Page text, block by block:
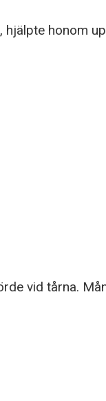
honom
vid tårna.